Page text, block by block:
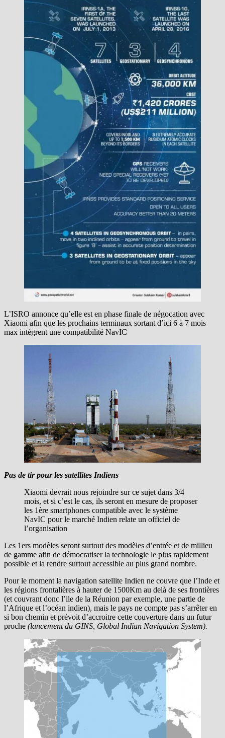
L’ISRO annonce qu’elle est en phase finale de négocation avec
Xiaomi afin que les prochains terminaux sortant d’ici 6 à 7 mois
max intégrent une compatibilité NavIC
Pas de tir pour les satellites Indiens
Xiaomi devrait nous rejoindre sur ce sujet dans 3/4
mois, et si c’est le cas, ils seront en mesure de proposer
les 1ère smartphones compatible avec le système
NavIC pour le marché Indien relate un officiel de
l’organisation
Les 1ers modèles seront surtout des modèles d’entrée et de millieu
de gamme afin de démocratiser la technologie le plus rapidement
possible et la rendre surtout accessible au plus grand nombre.
Pour le moment la navigation satellite Indien ne couvre que l’Inde et
les régions frontalières à hauter de 1500Km au delà de ses frontières
(et couvrant donc l’ile de la Réunion par exemple, une partie de
l’Afrique et l’océan indien), mais le pays ne compte pas s’arrêter en
si bon chemin et prévoit d’accroitre cette couverture dans un futur
proche (lancement du GINS, Global Indian Navigation System).